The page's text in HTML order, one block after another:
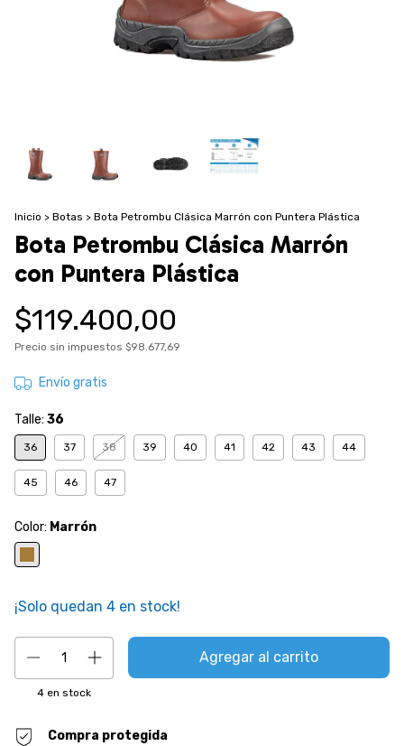
Inicio > Botas > Bota Petrombu Clásica Marrón con Puntera Plástica
Bota Petrombu Clásica Marrón
con Puntera Plástica
$119.400,00
Precio sin impuestos $98.677,69
Envío gratis
Talle: 36
36 37 38 39 40 41 42 43 44
45 46 47
Color: Marrón
¡Solo quedan 4 en stock!
4 en stock
Compra protegida